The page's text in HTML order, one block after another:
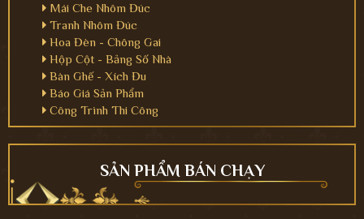
Mái Che Nhôm Đúc
Tranh Nhôm Đúc
Hoa Đèn - Chông Gai
Hộp Cột - Bảng Số Nhà
Bàn Ghế - Xích Đu
Báo Giá Sản Phẩm
Công Trình Thi Công
SẢN PHẨM BÁN CHẠY